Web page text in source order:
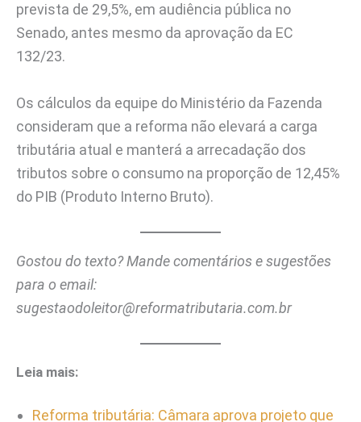
prevista de 29,5%, em audiência pública no
Senado, antes mesmo da aprovação da EC
132/23.
Os cálculos da equipe do Ministério da Fazenda
consideram que a reforma não elevará a carga
tributária atual e manterá a arrecadação dos
tributos sobre o consumo na proporção de 12,45%
do PIB (Produto Interno Bruto).
Gostou do texto? Mande comentários e sugestões
para o email:
sugestaodoleitor@reformatributaria.com.br
Leia mais:
Reforma tributária: Câmara aprova projeto que